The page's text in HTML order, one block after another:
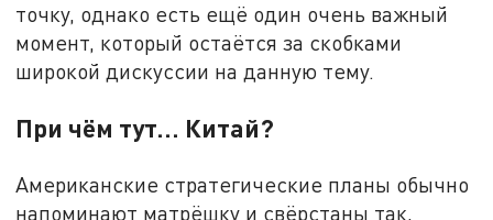
точку, однако есть ещё один очень важный
момент, который остаётся за скобками
широкой дискуссии на данную тему.
При чём тут… Китай?
Американские стратегические планы обычно
напоминают матрёшку и свёрстаны так,